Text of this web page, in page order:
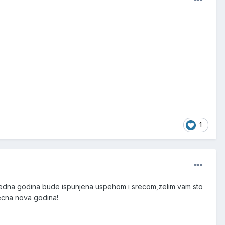
1
godina bude ispunjena uspehom i srecom,zelim vam sto
nova godina!